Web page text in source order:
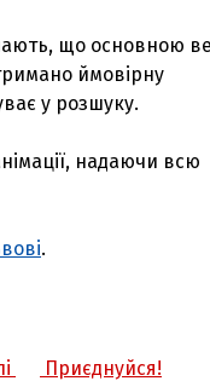
що основною
ймовірну
у розшуку.
надаючи всю
.
Приєднуйся!
знищеного ворожого